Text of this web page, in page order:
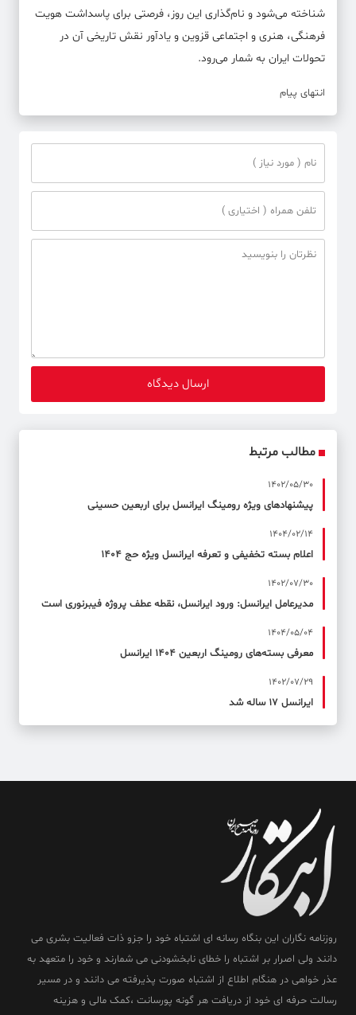
شناخته می‌شود و نام‌گذاری این روز، فرصتی برای پاسداشت هویت
فرهنگی، هنری و اجتماعی قزوین و یادآور نقش تاریخی آن در
تحولات ایران به شمار می‌رود.
انتهای پیام
مطالب مرتبط
1402/05/30
پیشنهادهای ویژه رومینگ ایرانسل برای اربعین حسینی
1404/02/14
اعلام بسته تخفیفی و تعرفه ایرانسل ویژه حج ۱۴۰۴
1402/07/30
مدیرعامل ایرانسل: ورود ایرانسل، نقطه عطف پروژه فیبرنوری است
1404/05/04
معرفی بسته‌های رومینگ اربعین ۱۴۰۴ ایرانسل
1402/07/29
ایرانسل ۱۷ ساله شد
روزنامه نگاران این بنگاه رسانه ای اشتباه خود را جزو ذات فعالیت بشری می
دانند ولی اصرار بر اشتباه را خطای نابخشودنی می شمارند و خود را متعهد به
عذر خواهی در هنگام اطلاع از اشتباه صورت پذیرفته می دانند و در مسیر
رسالت حرفه ای خود از دریافت هر گونه پورسانت ،کمک مالی و هزینه